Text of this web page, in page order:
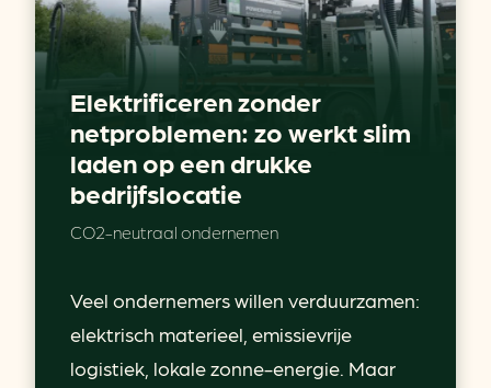
Elektrificeren zonder
netproblemen: zo werkt slim
laden op een drukke
bedrijfslocatie
CO2-neutraal ondernemen
Veel ondernemers willen verduurzamen:
elektrisch materieel, emissievrije
logistiek, lokale zonne-energie. Maar